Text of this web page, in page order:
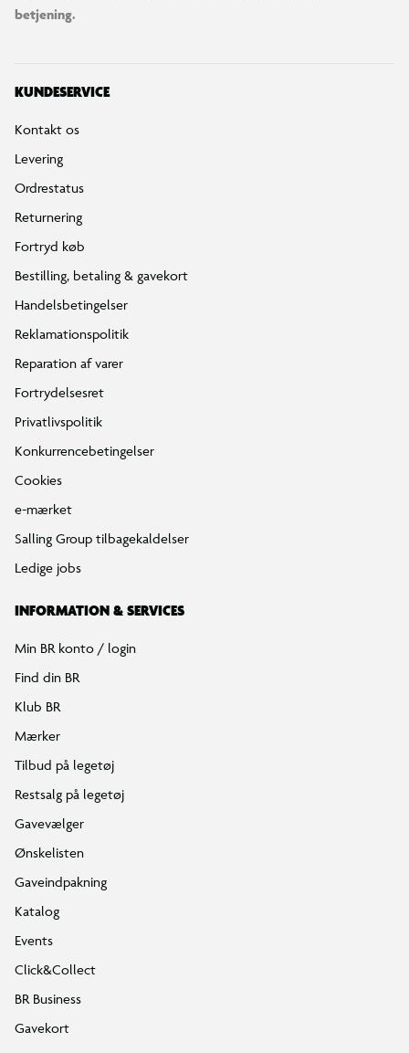
betjening.
KUNDESERVICE
Kontakt os
Levering
Ordrestatus
Returnering
Fortryd køb
Bestilling, betaling & gavekort
Handelsbetingelser
Reklamationspolitik
Reparation af varer
Fortrydelsesret
Privatlivspolitik
Konkurrencebetingelser
Cookies
e-mærket
Salling Group tilbagekaldelser
Ledige jobs
INFORMATION & SERVICES
Min BR konto / login
Find din BR
Klub BR
Mærker
Tilbud på legetøj
Restsalg på legetøj
Gavevælger
Ønskelisten
Gaveindpakning
Katalog
Events
Click&Collect
BR Business
Gavekort